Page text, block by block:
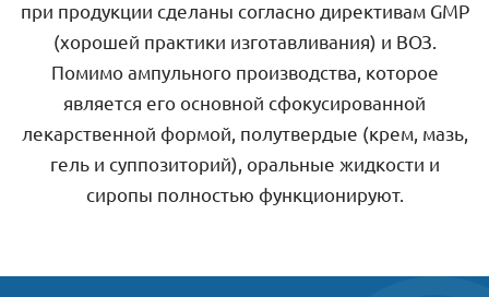
при продукции сделаны согласно директивам GMP
(хорошей практики изготавливания) и ВОЗ.
Помимо ампульного производства, которое
является его основной сфокусированной
лекарственной формой, полутвердые (крем, мазь,
гель и суппозиторий), оральные жидкости и
сиропы полностью функционируют.